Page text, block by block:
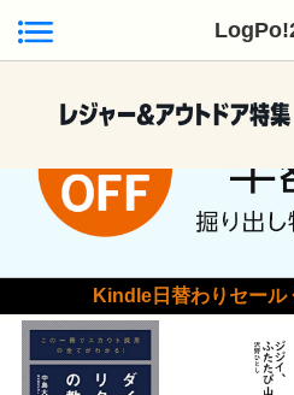
Kindle日替わりセー